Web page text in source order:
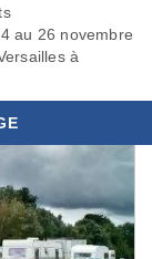
au 26 novembre
à